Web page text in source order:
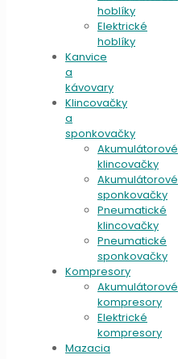
hoblíky
Elektrické
hoblíky
Kanvice
a
kávovary
Klincovačky
a
sponkovačky
Akumulátorové
klincovačky
Akumulátorové
sponkovačky
Pneumatické
klincovačky
Pneumatické
sponkovačky
Kompresory
Akumulátorové
kompresory
Elektrické
kompresory
Mazacia